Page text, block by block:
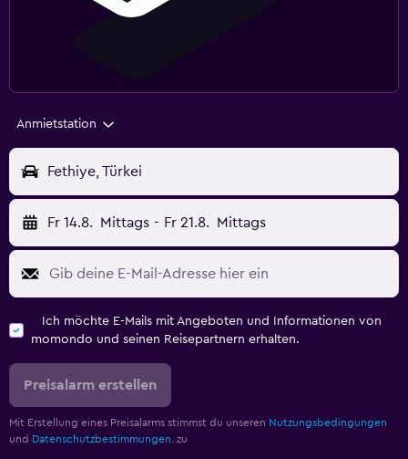
Anmietstation
Fethiye, Türkei
Fr 14.8. Mittags - Fr 21.8. Mittags
Ich möchte E-Mails mit Angeboten und Informationen von
momondo und seinen Reisepartnern erhalten.
Preisalarm erstellen
Mit Erstellung eines Preisalarms stimmst du unseren Nutzungsbedingungen
und Datenschutzbestimmungen. zu